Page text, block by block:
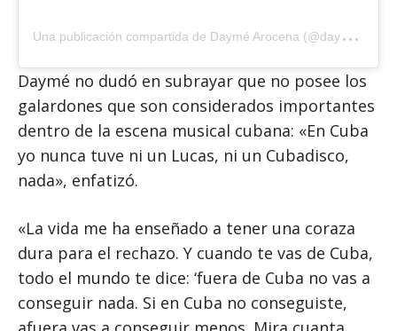
U
na publicación compartida de Daymé Arocena (@daymearocena)
Daymé no dudó en subrayar que no posee los
galardones que son considerados importantes
dentro de la escena musical cubana: «En Cuba
yo nunca tuve ni un Lucas, ni un Cubadisco,
nada», enfatizó.
«La vida me ha enseñado a tener una coraza
dura para el rechazo. Y cuando te vas de Cuba,
todo el mundo te dice: ‘fuera de Cuba no vas a
conseguir nada. Si en Cuba no conseguiste,